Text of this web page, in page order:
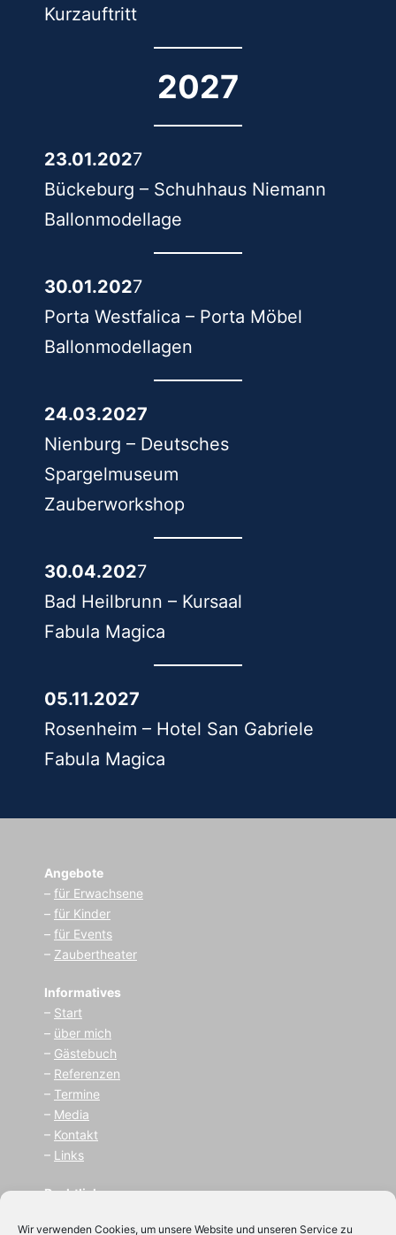
Wir verwenden Cookies, um unsere Website und unseren Service zu
Kurzauftritt
2027
23.01.2027
Bückeburg – Schuhhaus Niemann
Ballonmodellage
30.01.2027
Porta Westfalica – Porta Möbel
Ballonmodellagen
24.03.2027
Nienburg – Deutsches
Spargelmuseum
Zauberworkshop
30.04.2027
Bad Heilbrunn – Kursaal
Fabula Magica
05.11.2027
Rosenheim – Hotel San Gabriele
Fabula Magica
Angebote
– für Erwachsene
– für Kinder
– für Events
– Zaubertheater
Informatives
– Start
– über mich
– Gästebuch
– Referenzen
– Termine
– Media
– Kontakt
– Links
Rechtliches